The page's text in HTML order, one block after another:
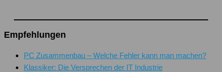
Empfehlungen
PC Zusammenbau – Welche Fehler kann man machen?
Klassiker: Die Versprechen der IT Industrie